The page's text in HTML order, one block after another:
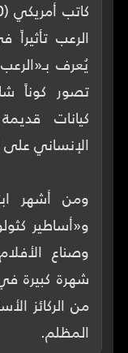
الرعب
يُعرف
تصور كوناً
كيانات
و«أساطير
وصناع
شهرة كبيرة
من الركائز
المظلم.